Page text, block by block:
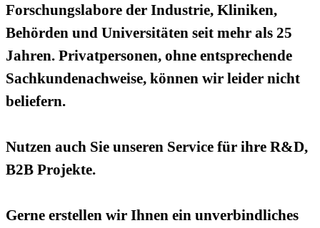
Forschungslabore der Industrie, Kliniken,
Behörden und Universitäten seit mehr als 25
Jahren. Privatpersonen, ohne entsprechende
Sachkundenachweise, können wir leider nicht
beliefern.
Nutzen auch Sie unseren Service für ihre R&D,
B2B Projekte.
Gerne erstellen wir Ihnen ein unverbindliches